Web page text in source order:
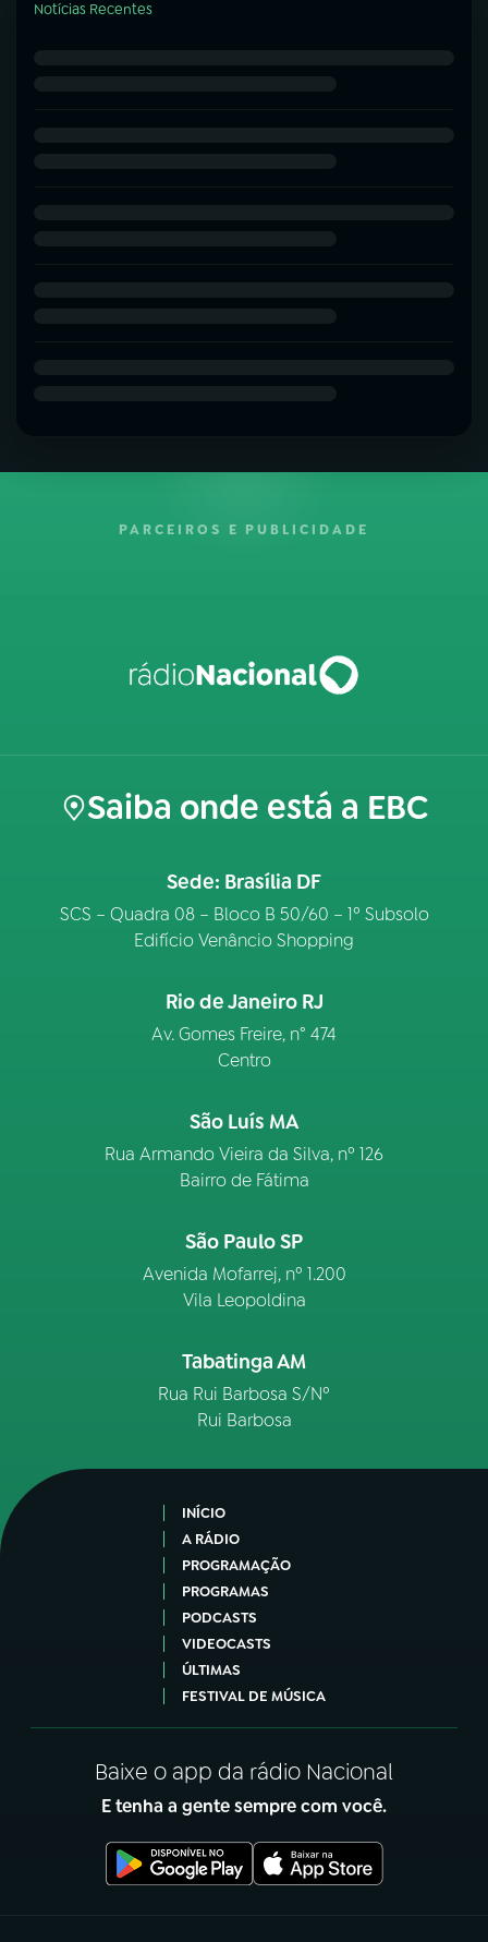
Notícias Recentes
PARCEIROS E PUBLICIDADE
Saiba onde está a EBC
Sede: Brasília DF
SCS – Quadra 08 – Bloco B 50/60 – 1º Subsolo
Edifício Venâncio Shopping
Rio de Janeiro RJ
Av. Gomes Freire, n° 474
Centro
São Luís MA
Rua Armando Vieira da Silva, nº 126
Bairro de Fátima
São Paulo SP
Avenida Mofarrej, nº 1.200
Vila Leopoldina
Tabatinga AM
Rua Rui Barbosa S/Nº
Rui Barbosa
INÍCIO
A RÁDIO
PROGRAMAÇÃO
PROGRAMAS
PODCASTS
VIDEOCASTS
ÚLTIMAS
FESTIVAL DE MÚSICA
Baixe o app da rádio Nacional
E tenha a gente sempre com você.